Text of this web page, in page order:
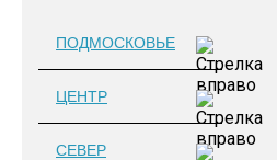
ПОДМОСКОВЬЕ
ЦЕНТР
СЕВЕР